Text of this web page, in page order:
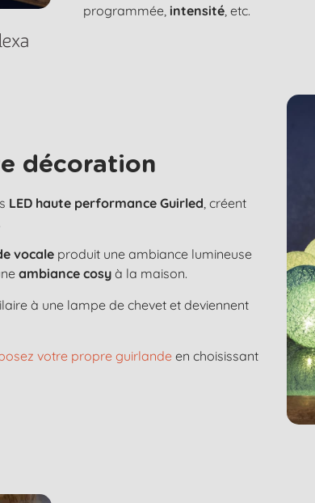
programmée, intensité, etc.
décoration
LED haute performance Guirled, créent
vocale produit une ambiance lumineuse
ambiance cosy à la maison.
à une lampe de chevet et deviennent
votre propre guirlandeen choisissant